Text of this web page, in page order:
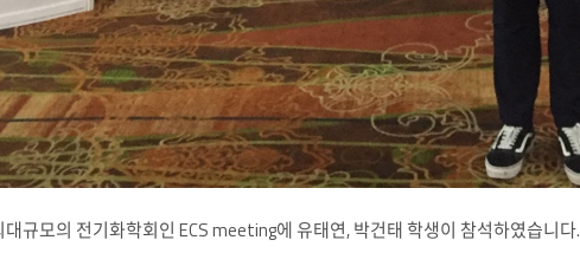
규모의 전기화학회인 ECS meeting에 유태연, 박건태 학생이 참석하였습니다.